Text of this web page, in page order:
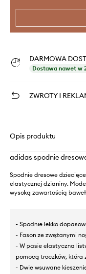
DARMOWA
Dostawa nawet w
ZWROTY I
Opis produktu
adidas spodnie
Spodnie dresowe
elastycznej dzianiny.
wysoką zawartością
- Spodnie lekko
- Fason ze zwężanymi
- W pasie elastyczna
pomocą troczków, która
- Dwie wsuwane